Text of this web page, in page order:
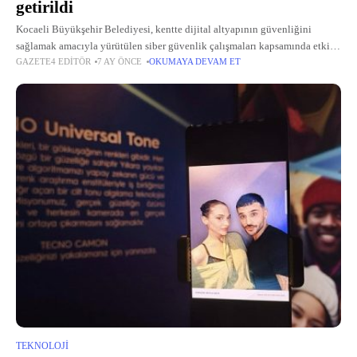
getirildi
Kocaeli Büyükşehir Belediyesi, kentte dijital altyapının güvenliğini
sağlamak amacıyla yürütülen siber güvenlik çalışmaları kapsamında etkin
bir rol oynadı.
GAZETE4 EDITÖR 7 AY ÖNCE OKUMAYA DEVAM ET
TEKNOLOJI